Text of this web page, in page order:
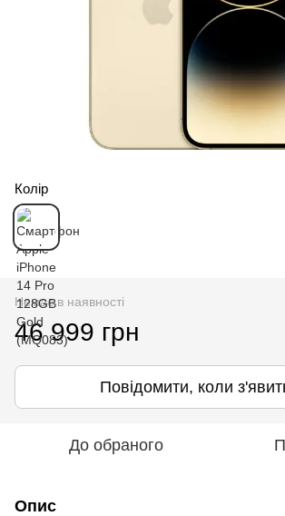
Колір
Немає в наявності
46 999 грн
Повідомити, коли
До обраного
Опис